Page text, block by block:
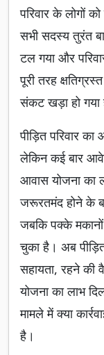
परिवार के लोगों
सभी सदस्य तुरंत
टल गया और
पूरी तरह
संकट खड़ा हो गया
पीड़ित परिवार
लेकिन कई बार
आवास योजना का
जरूरतमंद होने के
जबकि पक्के
चुका है। अब
सहायता, रहने की
योजना का लाभ
मामले में क्या
है।